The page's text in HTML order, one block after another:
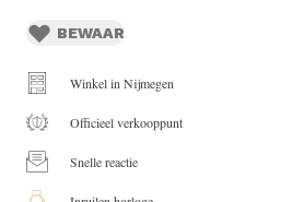
BEWAAR
Winkel in Nijmegen
Officieel verkooppunt
Snelle reactie